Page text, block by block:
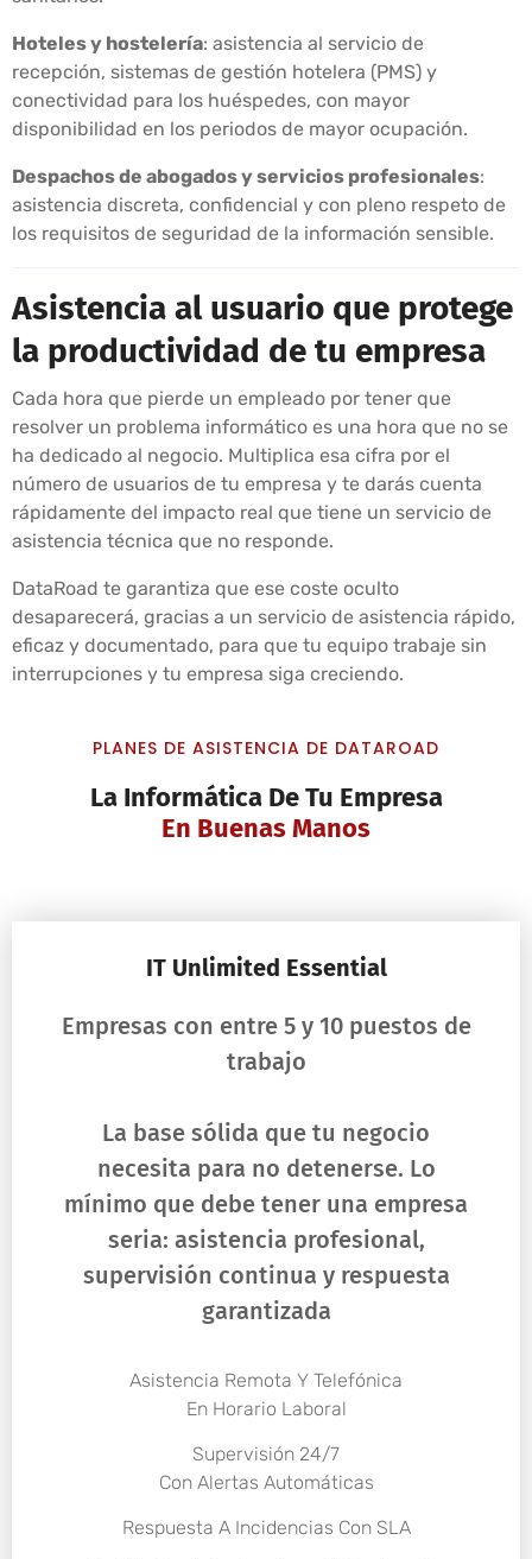
Hoteles y hostelería: asistencia al servicio de
recepción, sistemas de gestión hotelera (PMS) y
conectividad para los huéspedes, con mayor
disponibilidad en los periodos de mayor ocupación.
Despachos de abogados y servicios profesionales:
asistencia discreta, confidencial y con pleno respeto de
los requisitos de seguridad de la información sensible.
Asistencia al usuario que protege
la productividad de tu empresa
Cada hora que pierde un empleado por tener que
resolver un problema informático es una hora que no se
ha dedicado al negocio. Multiplica esa cifra por el
número de usuarios de tu empresa y te darás cuenta
rápidamente del impacto real que tiene un servicio de
asistencia técnica que no responde.
DataRoad te garantiza que ese coste oculto
desaparecerá, gracias a un servicio de asistencia rápido,
eficaz y documentado, para que tu equipo trabaje sin
interrupciones y tu empresa siga creciendo.
PLANES DE ASISTENCIA DE DATAROAD
La Informática De Tu Empresa
En Buenas Manos
IT Unlimited Essential
Empresas con entre 5 y 10 puestos de
trabajo
La base sólida que tu negocio
necesita para no detenerse. Lo
mínimo que debe tener una empresa
seria: asistencia profesional,
supervisión continua y respuesta
garantizada
Asistencia Remota Y Telefónica
En Horario Laboral
Supervisión 24/7
Con Alertas Automáticas
Respuesta A Incidencias Con SLA